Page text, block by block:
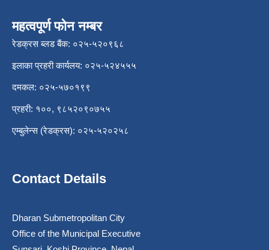
महत्वपूर्ण फोन नम्बर
रेडक्रस ब्लड बैंक: ०२५-५२०९६८
इलाका प्रहरी कार्यलय: ०२५-५२४५५५
दमकल: ०२५-५७०१९९
प्रहरी: १००, ९८५२०९०७५५
एम्बुलेन्स (रेडक्रस): ०२५-५२०२५८
Contact Details
Dharan Submetropolitan City
Office of the Municipal Executive